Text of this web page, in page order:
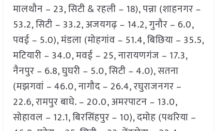
मालथौन – 23, सिटी & रहली – 18), पन्ना (शाहनगर –
53.2, सिटी – 33.2, अजयगढ़ – 14.2, गुनौर – 6.0,
पवई – 5.0), मंडला (मोहगांव – 51.4, बिछिया – 35.5,
मटियारी – 34.0, मवई – 25, नारायणगंज – 17.3,
नैनपुर – 6.8, घुघरी – 5.0, सिटी – 4.0), सतना
(मझगवां – 46.0, नागौद – 26.4, रघुराजनगर –
22.6, रामपुर बाघे. – 20.0, अमरपाटन – 13.0,
सोहावल – 12.1, बिरसिंहपुर – 10), दमोह (पथरिया –